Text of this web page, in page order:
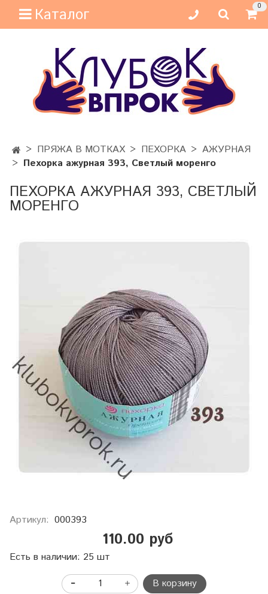
Каталог 0
ПРЯЖА В МОТКАХ ПЕХОРКА
АЖУРНАЯ
Пехорка ажурная 393, Светлый моренго
ПЕХОРКА АЖУРНАЯ 393, СВЕТЛЫЙ
МОРЕНГО
Артикул: 000393
110.00 руб
Есть в наличии: 25 шт
В корзину